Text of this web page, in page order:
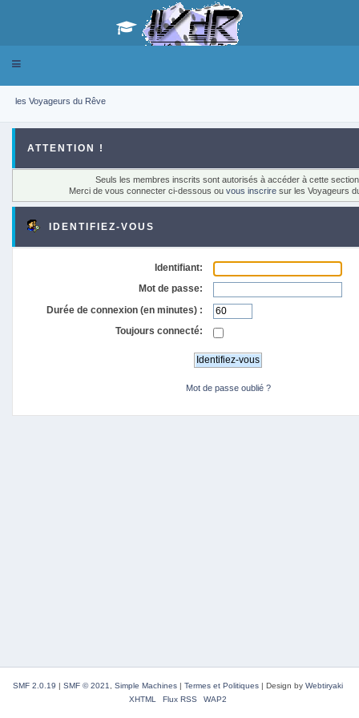
Toggle
les Voyageurs du Rêve
ATTENTION !
Seuls les membres inscrits sont autorisés à accéder à cette
Merci de vous connecter ci-dessous ouvous inscrire sur les Voyageurs
IDENTIFIEZ-VOUS
Identifiant:
Mot de passe:
Durée de connexion (en minutes) :
Toujours connecté:
Mot de passe oublié ?
SMF 2.0.19 | SMF © 2021 Simple Machines| Termes et Politiques | Design by Webtiryaki
XHTML
Flux RSS WAP2